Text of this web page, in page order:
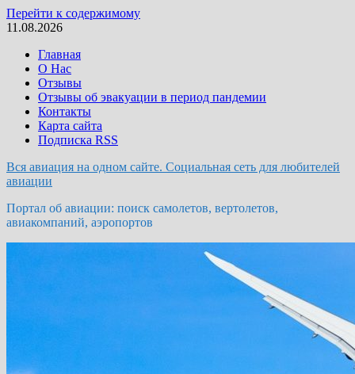
Перейти к содержимому
11.08.2026
Главная
О Нас
Отзывы
Отзывы об эвакуации в период пандемии
Контакты
Карта сайта
Подписка RSS
Вся авиация на одном сайте. Социальная сеть для любителей
авиации
Портал об авиации: поиск самолетов, вертолетов,
авиакомпаний, аэропортов